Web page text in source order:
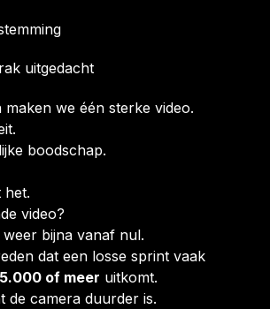
uitgedacht
maken we één sterke video.
boodschap.
het.
video?
weer bijna vanaf nul.
dat een losse sprint vaak
of meer uitkomt.
de camera duurder is.